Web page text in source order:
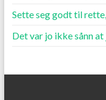
Sette seg godt til
Det var jo ikke sånn